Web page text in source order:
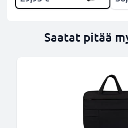
Saatat pitää